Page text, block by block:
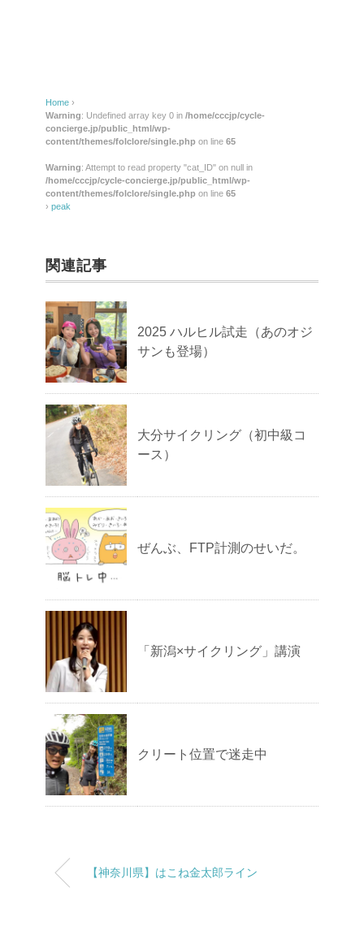
Home ›
Warning: Undefined array key 0 in /home/cccjp/cycle-
concierge.jp/public_html/wp-
content/themes/folclore/single.php on line 65
Warning: Attempt to read property "cat_ID" on null in
/home/cccjp/cycle-concierge.jp/public_html/wp-
content/themes/folclore/single.php on line 65
› peak
関連記事
2025 ハルヒル試走（あのオジ
サンも登場）
大分サイクリング（初中級コ
ース）
ぜんぶ、FTP計測のせいだ。
「新潟×サイクリング」講演
クリート位置で迷走中
【神奈川県】はこね金太郎ライン